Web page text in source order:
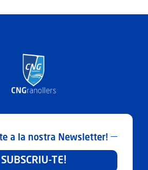
a la nostra Newsletter!
SUBSCRIU-TE!